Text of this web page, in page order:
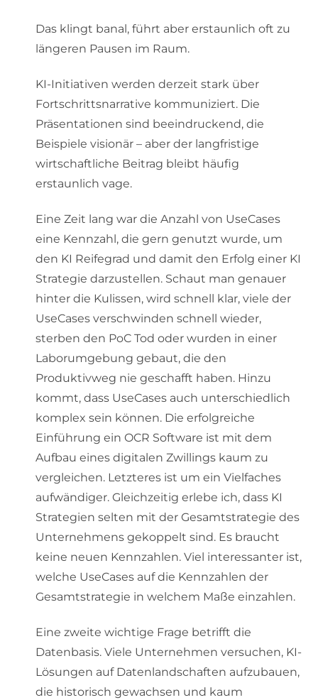
Das klingt banal, führt aber erstaunlich oft zu
längeren Pausen im Raum.
KI-Initiativen werden derzeit stark über
Fortschrittsnarrative kommuniziert. Die
Präsentationen sind beeindruckend, die
Beispiele visionär – aber der langfristige
wirtschaftliche Beitrag bleibt häufig
erstaunlich vage.
Eine Zeit lang war die Anzahl von UseCases
eine Kennzahl, die gern genutzt wurde, um
den KI Reifegrad und damit den Erfolg einer KI
Strategie darzustellen. Schaut man genauer
hinter die Kulissen, wird schnell klar, viele der
UseCases verschwinden schnell wieder,
sterben den PoC Tod oder wurden in einer
Laborumgebung gebaut, die den
Produktivweg nie geschafft haben. Hinzu
kommt, dass UseCases auch unterschiedlich
komplex sein können. Die erfolgreiche
Einführung ein OCR Software ist mit dem
Aufbau eines digitalen Zwillings kaum zu
vergleichen. Letzteres ist um ein Vielfaches
aufwändiger. Gleichzeitig erlebe ich, dass KI
Strategien selten mit der Gesamtstrategie des
Unternehmens gekoppelt sind. Es braucht
keine neuen Kennzahlen. Viel interessanter ist,
welche UseCases auf die Kennzahlen der
Gesamtstrategie in welchem Maße einzahlen.
Eine zweite wichtige Frage betrifft die
Datenbasis. Viele Unternehmen versuchen, KI-
Lösungen auf Datenlandschaften aufzubauen,
die historisch gewachsen und kaum